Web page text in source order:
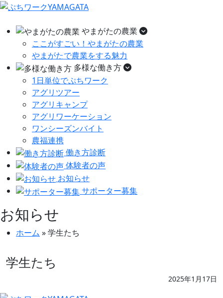
やまがたの農業
ここがすごい！やまがたの農業
やまがたで農業をする魅力
多様な働き方
1日単位でぷちワーク
アグリツアー
アグリキャンプ
アグリワーケーション
ワンシーズンバイト
農福連携
働き方診断
体験者の声
お知らせ
サポーター募集
お知らせ
ホーム »学生たち
学生たち
2025年1月17日